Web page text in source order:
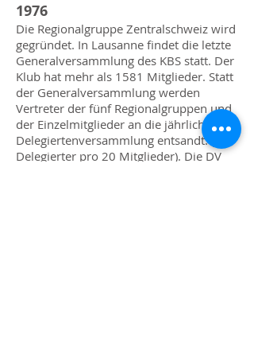
1976
Die Regionalgruppe Zentralschweiz wird
gegründet. In Lausanne findet die letzte
Generalversammlung des KBS statt. Der
Klub hat mehr als 1581 Mitglieder. Statt
der Generalversammlung werden
Vertreter der fünf Regionalgruppen und
der Einzelmitglieder an die jährliche
Delegiertenversammlung entsandt. (ein
Delegierter pro 20 Mitglieder). Die DV